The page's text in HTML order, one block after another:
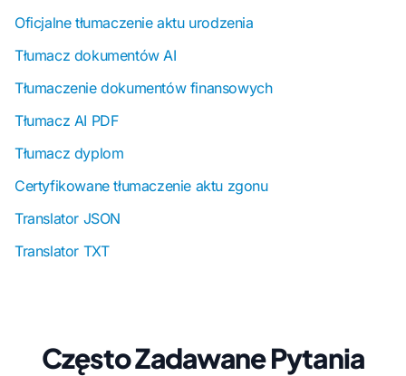
Oficjalne tłumaczenie aktu urodzenia
Tłumacz dokumentów AI
Tłumaczenie dokumentów finansowych
Tłumacz AI PDF
Tłumacz dyplom
Certyfikowane tłumaczenie aktu zgonu
Translator JSON
Translator TXT
Często Zadawane Pytania